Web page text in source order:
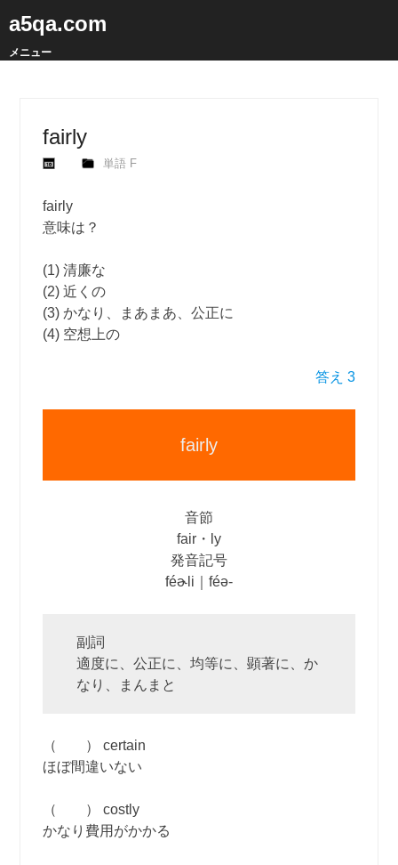
a5qa.com
メニュー
fairly
単語 F
fairly
意味は？
(1) 清廉な
(2) 近くの
(3) かなり、まあまあ、公正に
(4) 空想上の
答え 3
fairly
音節
fair・ly
発音記号
féɚli｜féə‐
副詞
適度に、公正に、均等に、顕著に、か
なり、まんまと
（ ） certain
ほぼ間違いない
（ ） costly
かなり費用がかかる